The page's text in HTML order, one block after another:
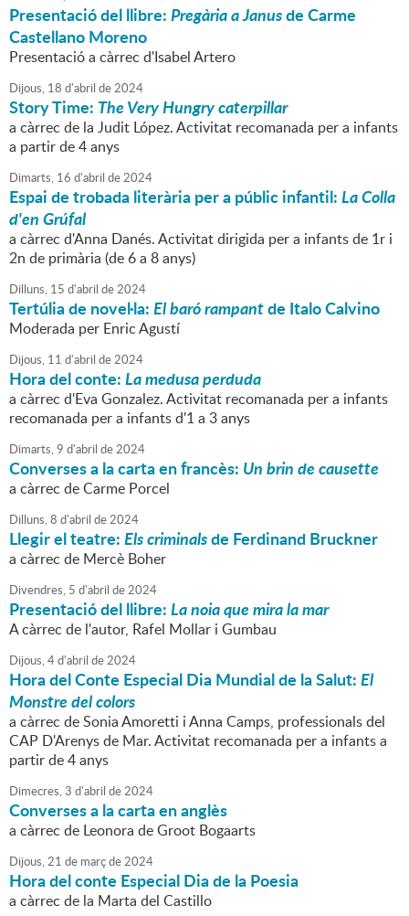
Presentació del llibre:Pregària a Janusde Carme
Castellano Moreno
Presentació a càrrec d'Isabel Artero
Dijous, 18 d'abril de2024
Story Time: The Very Hungry caterpillar
a càrrec de la Judit López. Activitat recomanada per a infants
a partir de 4 anys
Dimarts, 16 d'abril de2024
Espai de trobada literària per a públic infantil:La Colla
d'en Grúfal
a càrrec d'Anna Danés. Activitat dirigida per a infants de 1r i
2n de primària (de 6 a 8 anys)
Dilluns, 15 d'abril de2024
Tertúlia de novel·la:El baró rampantde Italo Calvino
Moderada per Enric Agustí
Dijous, 11 d'abril de2024
Hora del conte:La medusa perduda
a càrrec d'Eva Gonzalez. Activitat recomanada per a infants
recomanada per a infants d'1 a 3 anys
Dimarts,9 d'abril de2024
Converses a la carta en francès: Un brin de causette
a càrrec de Carme Porcel
Dilluns,8 d'abril de2024
Llegir el teatre:Els criminalsde Ferdinand Bruckner
a càrrec de Mercè Boher
Divendres, 5 d'abril de2024
Presentació del llibre:La noia que mira la mar
A càrrec de l'autor, Rafel Mollar i Gumbau
Dijous,4d'abril de2024
Hora del Conte Especial Dia Mundial de la Salut:El
Monstre del colors
a càrrec de Sonia Amoretti i Anna Camps, professionals del
CAP D'Arenys de Mar. Activitat recomanada per a infants a
partir de 4 anys
Dimecres,3 d'abril de2024
Converses a la carta en anglès
a càrrec de Leonora de Groot Bogaarts
Dijous,21 de marçde2024
Hora del conte Especial Dia de la Poesia
a càrrec de la Marta del Castillo